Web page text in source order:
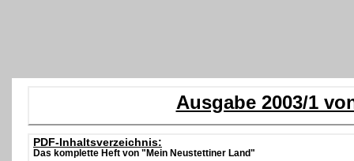
Ausgabe 2003/1
PDF-Inhaltsverzeichnis:
Das komplette Heft von "Mein Neustettiner Land"